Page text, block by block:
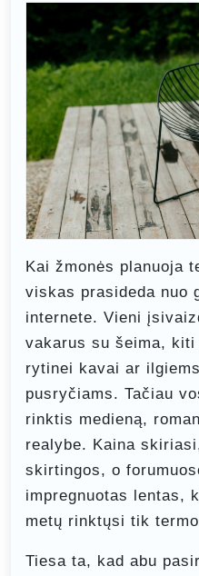
Kai žmonės planuoja
viskas prasideda nuo
internete. Vieni
vakarus su šeima,
rytinei kavai ar
pusryčiams. Tačiau
rinktis medieną,
realybe. Kaina
skirtingos, o
impregnuotas lentas,
metų rinktųsi tik
Tiesa ta, kad abu